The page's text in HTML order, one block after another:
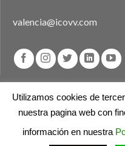
valencia@icovv.com
Aviso legal Política de
Utilizamos cookies de
nuestra pagina web con
información en nuestra